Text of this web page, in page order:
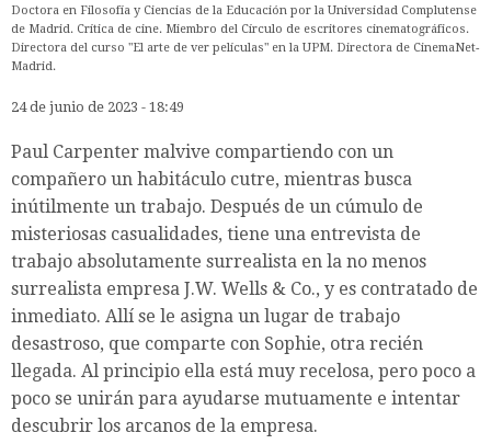
Doctora en Filosofía y Ciencias de la Educación por la Universidad Complutense
de Madrid. Crítica de cine. Miembro del Círculo de escritores cinematográficos.
Directora del curso "El arte de ver películas" en la UPM. Directora de CinemaNet-
Madrid.
24 de junio de 2023 - 18:49
Paul Carpenter malvive compartiendo con un
compañero un habitáculo cutre, mientras busca
inútilmente un trabajo. Después de un cúmulo de
misteriosas casualidades, tiene una entrevista de
trabajo absolutamente surrealista en la no menos
surrealista empresa J.W. Wells & Co., y es contratado de
inmediato. Allí se le asigna un lugar de trabajo
desastroso, que comparte con Sophie, otra recién
llegada. Al principio ella está muy recelosa, pero poco a
poco se unirán para ayudarse mutuamente e intentar
descubrir los arcanos de la empresa.